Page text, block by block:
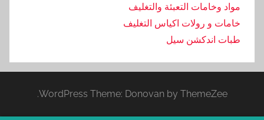
مواد وخامات التعبئة والتغليف
خامات و رولات اكياس التغليف
طبات اندكشن سيل
WordPress Theme: Donovan by ThemeZee.